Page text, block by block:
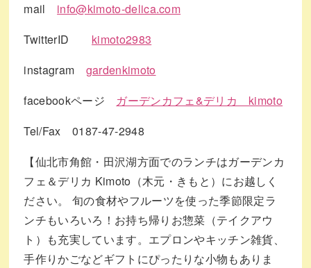
mail info@kimoto-delica.com
TwitterID kimoto2983
instagram gardenkimoto
facebookページ ガーデンカフェ&デリカ kimoto
Tel/Fax 0187-47-2948
【仙北市角館・田沢湖方面でのランチはガーデンカ
フェ＆デリカ Kimoto（木元・きもと）にお越しく
ださい。 旬の食材やフルーツを使った季節限定ラ
ンチもいろいろ！お持ち帰りお惣菜（テイクアウ
ト）も充実しています。エプロンやキッチン雑貨、
手作りかごなどギフトにぴったりな小物もありま